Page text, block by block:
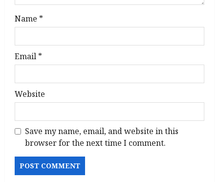
Name *
Email *
Website
Save my name, email, and website in this
browser for the next time I comment.